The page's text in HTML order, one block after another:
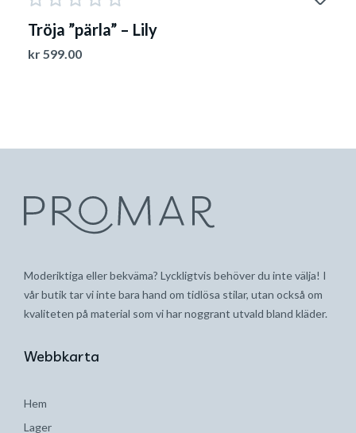
Tröja ”pärla” – Lily
kr599.00
Moderiktiga eller bekväma? Lyckligtvis behöver du inte välja! I
vår butik tar vi inte bara hand om tidlösa stilar, utan också om
kvaliteten på material som vi har noggrant utvald bland kläder.
Webbkarta
Hem
Lager